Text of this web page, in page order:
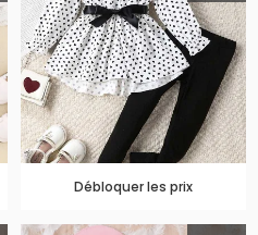
Débloquer les prix